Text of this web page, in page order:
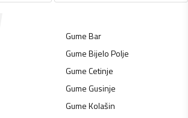
GumeBar
GumeBijelo Polje
GumeCetinje
GumeGusinje
GumeKolašin